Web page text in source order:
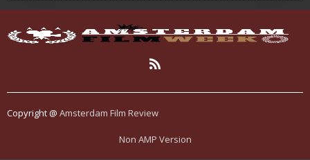
Copyright @ Amsterdam Film Review
Non AMP Version